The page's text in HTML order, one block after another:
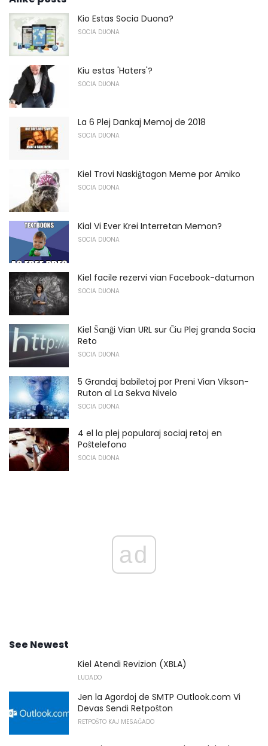
Kio Estas Socia Duona?
SOCIA DUONA
Kiu estas 'Haters'?
SOCIA DUONA
La 6 Plej Dankaj Memoj de 2018
SOCIA DUONA
Kiel Trovi Naskiĝtagon Meme por Amiko
SOCIA DUONA
Kial Vi Ever Krei Interretan Memon?
SOCIA DUONA
Kiel facile rezervi vian Facebook-datumon
SOCIA DUONA
Kiel Ŝanĝi Vian URL sur Ĉiu Plej granda Socia
Reto
SOCIA DUONA
5 Grandaj babiletoj por Preni Vian Vikson-
Ruton al La Sekva Nivelo
SOCIA DUONA
4 el la plej popularaj sociaj retoj en
Poŝtelefono
SOCIA DUONA
ad
See Newest
Kiel Atendi Revizion (XBLA)
LUDADO
Jen la Agordoj de SMTP Outlook.com Vi
Devas Sendi Retpoŝton
RETPOŜTO KAJ MESAĜADO